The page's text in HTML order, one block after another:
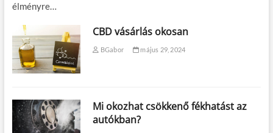
élményre…
CBD vásárlás okosan
BGabor május 29, 2024
Mi okozhat csökkenő fékhatást az
autókban?